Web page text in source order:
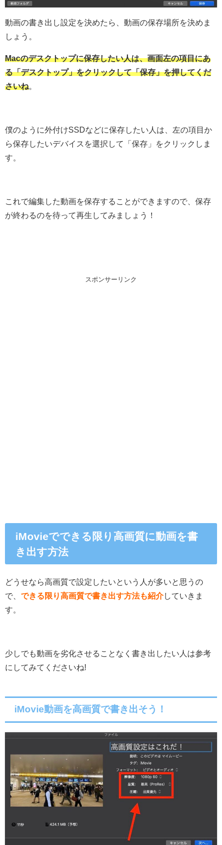
動画の書き出し設定を決めたら、動画の保存場所を決めま
しょう。
Macのデスクトップに保存したい人は、画面左の項目にあ
る「デスクトップ」をクリックして「保存」を押してくだ
さいね。
僕のように外付けSSDなどに保存したい人は、左の項目か
ら保存したいデバイスを選択して「保存」をクリックしま
す。
これで編集した動画を保存することができますので、保存
が終わるのを待って再生してみましょう！
スポンサーリンク
iMovieでできる限り高画質に動画を書
き出す方法
どうせなら高画質で設定したいという人が多いと思うの
で、 できる限り高画質で書き出す方法も紹介していきま
す。
少しでも動画を劣化させることなく書き出したい人は参考
にしてみてくださいね!
iMovie動画を高画質で書き出そう！